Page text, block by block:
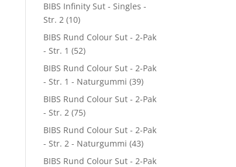
BIBS Infinity Sut - Singles -
Str. 2 (10)
BIBS Rund Colour Sut - 2-Pak
- Str. 1 (52)
BIBS Rund Colour Sut - 2-Pak
- Str. 1 - Naturgummi (39)
BIBS Rund Colour Sut - 2-Pak
- Str. 2 (75)
BIBS Rund Colour Sut - 2-Pak
- Str. 2 - Naturgummi (43)
BIBS Rund Colour Sut - 2-Pak